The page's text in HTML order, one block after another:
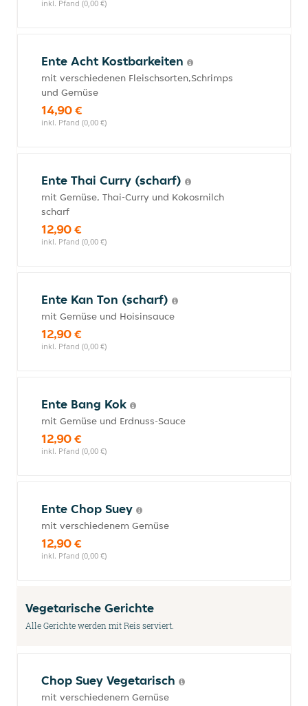
inkl. Pfand (0,00 €)
Ente Acht Kostbarkeiten
mit verschiedenen Fleischsorten,Schrimps
und Gemüse
14,90 €
inkl. Pfand (0,00 €)
Ente Thai Curry (scharf)
mit Gemüse, Thai-Curry und Kokosmilch
scharf
12,90 €
inkl. Pfand (0,00 €)
Ente Kan Ton (scharf)
mit Gemüse und Hoisinsauce
12,90 €
inkl. Pfand (0,00 €)
Ente Bang Kok
mit Gemüse und Erdnuss-Sauce
12,90 €
inkl. Pfand (0,00 €)
Ente Chop Suey
mit verschiedenem Gemüse
12,90 €
inkl. Pfand (0,00 €)
Vegetarische Gerichte
Alle Gerichte werden mit Reis serviert.
Chop Suey Vegetarisch
mit verschiedenem Gemüse